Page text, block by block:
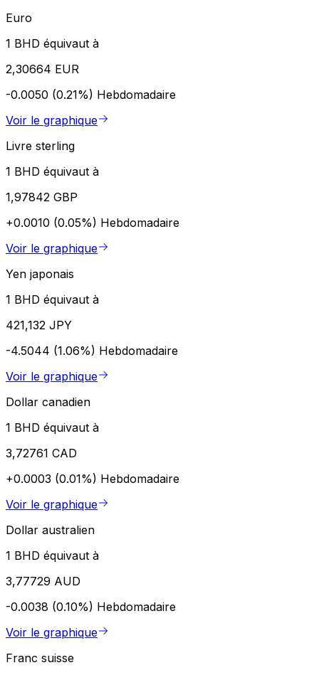
Euro
1 BHD équivaut à
2,30664 EUR
-0.0050 (0.21%) Hebdomadaire
Voir le graphique
Livre sterling
1 BHD équivaut à
1,97842 GBP
+0.0010 (0.05%) Hebdomadaire
Voir le graphique
Yen japonais
1 BHD équivaut à
421,132 JPY
-4.5044 (1.06%) Hebdomadaire
Voir le graphique
Dollar canadien
1 BHD équivaut à
3,72761 CAD
+0.0003 (0.01%) Hebdomadaire
Voir le graphique
Dollar australien
1 BHD équivaut à
3,77729 AUD
-0.0038 (0.10%) Hebdomadaire
Voir le graphique
Franc suisse